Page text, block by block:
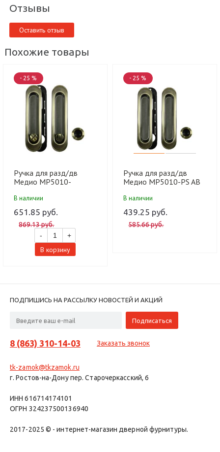
Отзывы
Оставить отзыв
Похожие товары
- 25 %
Ручка для разд/дв
Медио MP5010-
бронза глянец (5/30 шт)
В наличии
651.85 руб.
869.13 руб.
-
+
В корзину
- 25 %
Ручка для разд/дв
Медио MP5010-PS AB
В наличии
439.25 руб.
585.66 руб.
ПОДПИШИСЬ НА РАССЫЛКУ НОВОСТЕЙ И АКЦИЙ
8 (863) 310-14-03 Заказать звонок
tk-zamok@tkzamok.ru
г. Ростов-на-Дону пер. Старочеркасский, 6
ИНН 616714174101
ОГРН 324237500136940
2017-2025 © - интернет-магазин дверной фурнитуры.